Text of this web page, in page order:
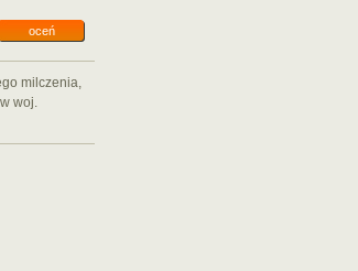
oceń
milczenia,
woj.